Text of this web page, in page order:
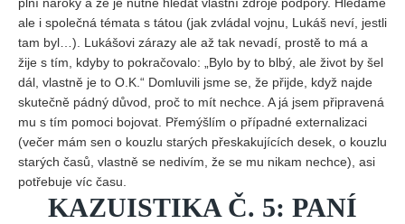
ale i společná témata s tátou (jak zvládal vojnu, Lukáš neví, jestli
tam byl…). Lukášovi zárazy ale až tak nevadí, prostě to má a
žije s tím, kdyby to pokračovalo: „Bylo by to blbý, ale život by šel
dál, vlastně je to O.K.“ Domluvili jsme se, že přijde, když najde
skutečně pádný důvod, proč to mít nechce. A já jsem připravená
mu s tím pomoci bojovat. Přemýšlím o případné externalizaci
(večer mám sen o kouzlu starých přeskakujících desek, o kouzlu
starých časů, vlastně se nedivím, že se mu nikam nechce), asi
potřebuje víc času.
KAZUISTIKA Č. 5: PANÍ